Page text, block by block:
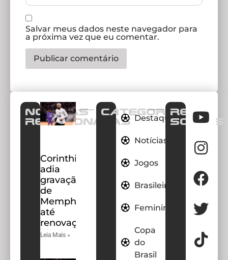
Salvar meus dados neste navegador para
a próxima vez que eu comentar.
Notícias
Relacionadas
Corinthians
adia
gravação
de
Memphis
até
renovação
Leia Mais »
CATEGORIAS
Destaques
Notícias
Jogos
Brasileirao
Feminino
Copa
do
Brasil
REDES
SOCIAIS